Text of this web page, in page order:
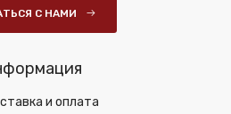
С НАМИ
и оплата